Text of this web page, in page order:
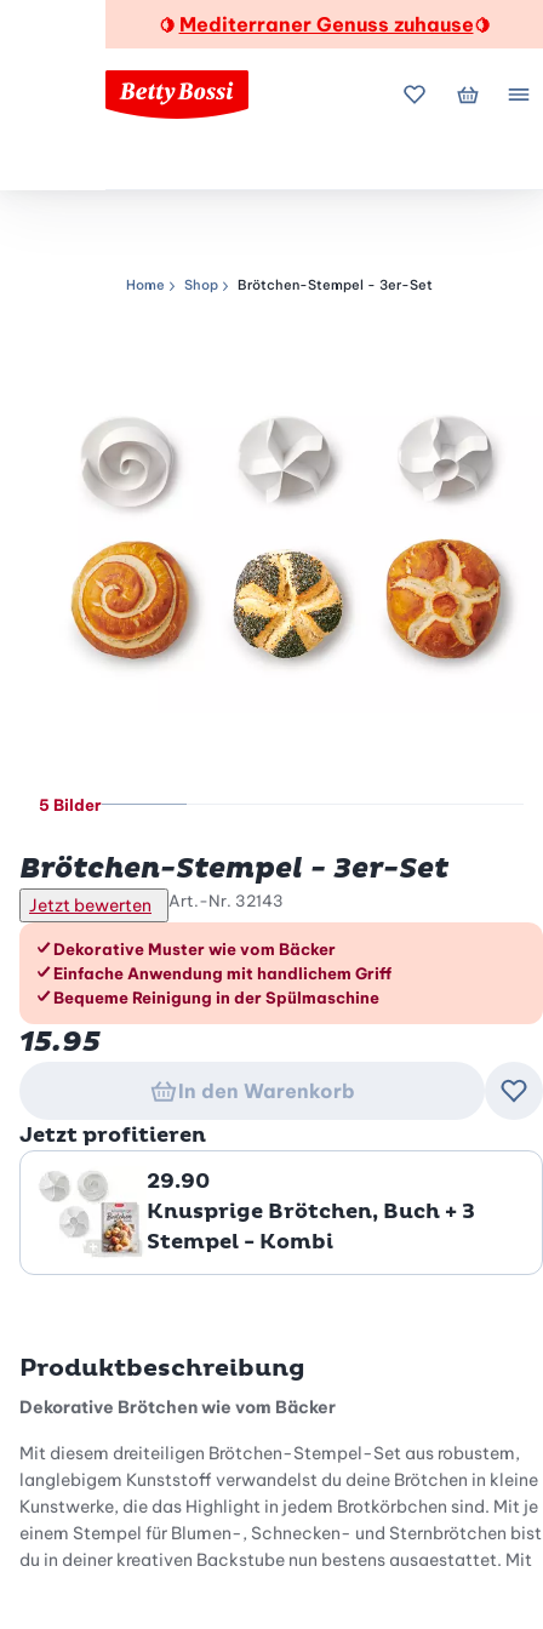
🍋 Mediterraner Genuss zuhause🍋
MeineMein
Navigationspfad
Home Shop Brötchen-Stempel - 3er-Set
5 Bilder
Brötchen-Stempel - 3er-Set
Jetzt bewerten Art.-Nr. 32143
Die Vorteile im Überblick
Dekorative Muster wie vom Bäcker
Einfache Anwendung mit handlichem Griff
Bequeme Reinigung in der Spülmaschine
15.95
In den Warenkorb
Jetzt profitieren
29.90
Knusprige Brötchen, Buch + 3
Stempel - Kombi
Produktbeschreibung
Dekorative Brötchen wie vom Bäcker
Mit diesem dreiteiligen Brötchen-Stempel-Set aus robustem,
langlebigem Kunststoff verwandelst du deine Brötchen in kleine
Kunstwerke, die das Highlight in jedem Brotkörbchen sind. Mit je
einem Stempel für Blumen-, Schnecken- und Sternbrötchen bist
du in deiner kreativen Backstube nun bestens ausgestattet. Mit